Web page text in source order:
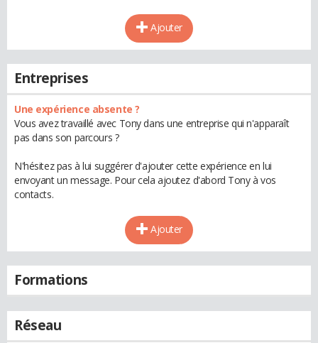
Ajouter
Entreprises
Une expérience absente ?
Vous avez travaillé avec Tony dans une entreprise qui n'apparaît
pas dans son parcours ?
N'hésitez pas à lui suggérer d'ajouter cette expérience en lui
envoyant un message. Pour cela ajoutez d'abord Tony à vos
contacts.
Ajouter
Formations
Réseau